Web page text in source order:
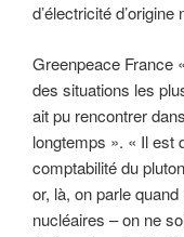
d’électricité
Greenpeace France
des situations les
ait pu rencontrer
longtemps ». « Il est
comptabilité du
or, là, on parle
nucléaires – on ne